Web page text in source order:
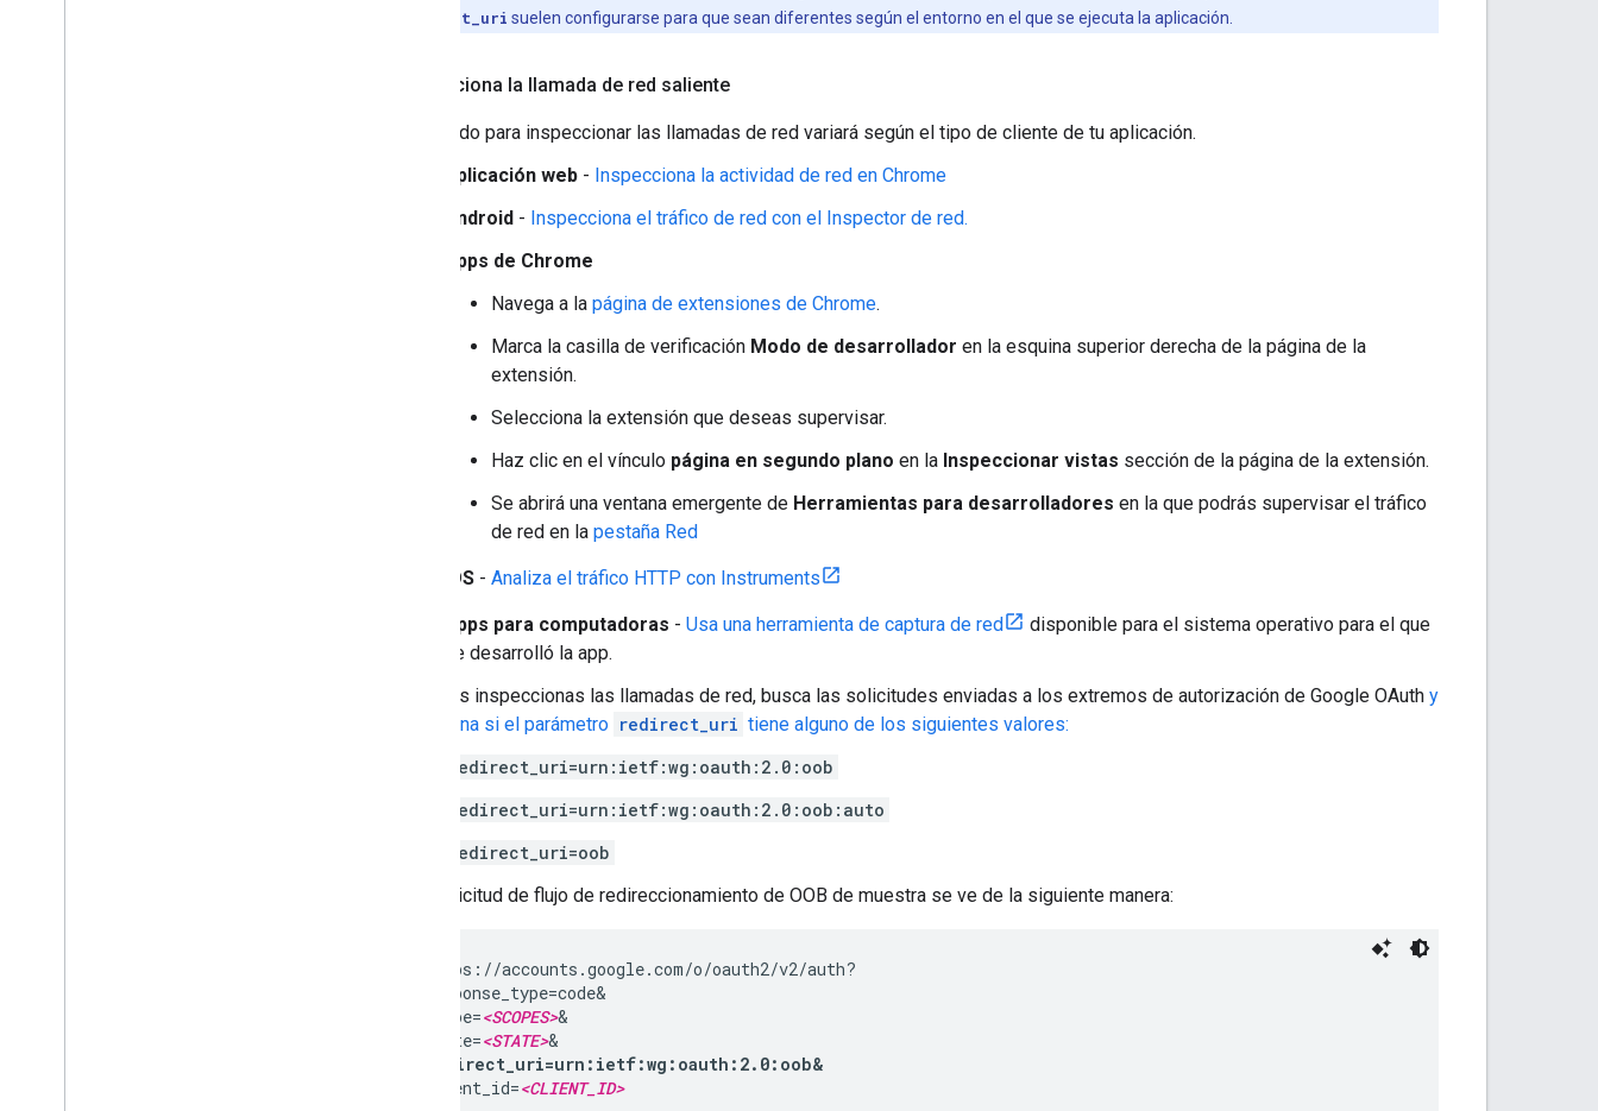
redirect_uri suelen configurarse para que sean diferentes según el entorno en el que se ejecuta la aplicación.
Inspecciona la llamada de red saliente
El método para inspeccionar las llamadas de red variará según el tipo de cliente de tu aplicación.
Aplicación web - Inspecciona la actividad de red en Chrome
Android - Inspecciona el tráfico de red con el Inspector de red.
Apps de Chrome
Navega a la página de extensiones de Chrome.
Marca la casilla de verificación Modo de desarrollador en la esquina superior derecha de la página de la
extensión.
Selecciona la extensión que deseas supervisar.
Haz clic en el vínculo página en segundo plano en la Inspeccionar vistas sección de la página de la extensión.
Se abrirá una ventana emergente de Herramientas para desarrolladores en la que podrás supervisar el tráfico
de red en la pestaña Red
iOS - Analiza el tráfico HTTP con Instruments
Apps para computadoras - Usa una herramienta de captura de red
disponible para el sistema operativo para el que
se desarrolló la app.
Mientras inspeccionas las llamadas de red, busca las solicitudes enviadas a los extremos de autorización de Google OAuth y
determina si el parámetro redirect_uri tiene alguno de los siguientes valores:
redirect_uri=urn:ietf:wg:oauth:2.0:oob
redirect_uri=urn:ietf:wg:oauth:2.0:oob:auto
redirect_uri=oob
Una solicitud de flujo de redireccionamiento de OOB de muestra se ve de la siguiente manera:
https://accounts.google.com/o/oauth2/v2/auth?
response_type=code&
scope=<SCOPES>&
state=<STATE>
redirect_uri=urn:ietf:wg:oauth:2.0:oob&
client_id=<CLIENT_ID>